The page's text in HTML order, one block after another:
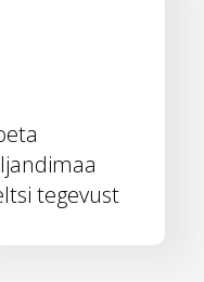
tegevust